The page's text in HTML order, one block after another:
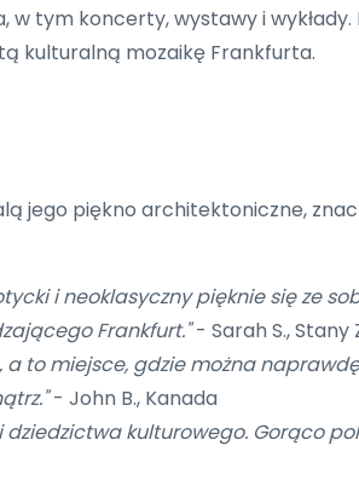
w tym koncerty, wystawy i
kulturalną mozaikę Frankfurta.
jego piękno architektoniczne,
i neoklasyczny pięknie się ze
Frankfurt."- Sarah S., Stany
a to miejsce, gdzie można
- John B., Kanada
dziedzictwa kulturowego. Gorąco